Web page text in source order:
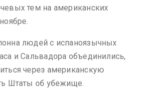
тем на американских
людей с испаноязычных
и Сальвадора объединились,
через американскую
Штаты об убежище.